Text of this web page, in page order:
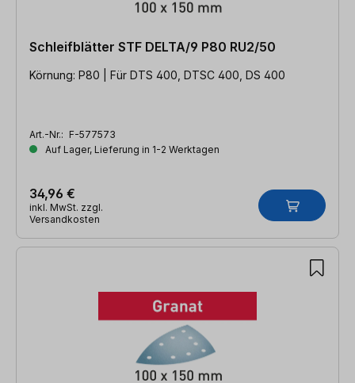
Schleifblätter STF DELTA/9 P80 RU2/50
Körnung: P80 | Für DTS 400, DTSC 400, DS 400
Art.-Nr.: F-577573
Auf Lager, Lieferung in 1-2 Werktagen
34,96 €
inkl. MwSt. zzgl.
Versandkosten